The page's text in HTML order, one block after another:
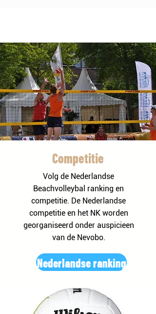
Competitie
Volg de Nederlandse
Beachvolleybal ranking en
competitie. De Nederlandse
competitie en het NK worden
georganiseerd onder auspicieen
van de Nevobo.
Nederlandse ranking